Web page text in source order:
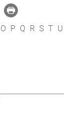
O P Q R S T U